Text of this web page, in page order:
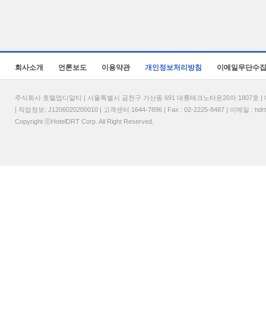
회사소개 언론보도 이용약관 개인정보처리방침 이메일무단수
주식회사 호텔업디알티 | 서울특별시 금천구 가산동 691 대륭테크노타운20차 1807
| 직업정보: J1206020200010 | 고객센터 1644-7896 | Fax : 02-2225-8487 | 이메일 :
Copyright ⓒHotelDRT Corp. All Right Reserved.